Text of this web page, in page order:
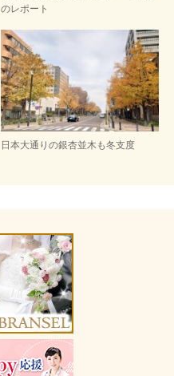
のレポート
日本大通りの銀杏並木も冬支度